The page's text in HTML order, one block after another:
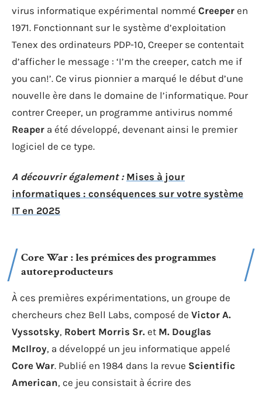
virus informatique expérimental nommé Creeper en
1971. Fonctionnant sur le système d’exploitation
Tenex des ordinateurs PDP-10, Creeper se contentait
d’afficher le message : ‘I’m the creeper, catch me if
you can!’. Ce virus pionnier a marqué le début d’une
nouvelle ère dans le domaine de l’informatique. Pour
contrer Creeper, un programme antivirus nommé
Reaper a été développé, devenant ainsi le premier
logiciel de ce type.
A découvrir également : Mises à jour
informatiques : conséquences sur votre système
IT en 2025
Core War : les prémices des programmes
autoreproducteurs
À ces premières expérimentations, un groupe de
chercheurs chez Bell Labs, composé de Victor A.
Vyssotsky, Robert Morris Sr. et M. Douglas
McIlroy, a développé un jeu informatique appelé
Core War. Publié en 1984 dans la revue Scientific
American, ce jeu consistait à écrire des